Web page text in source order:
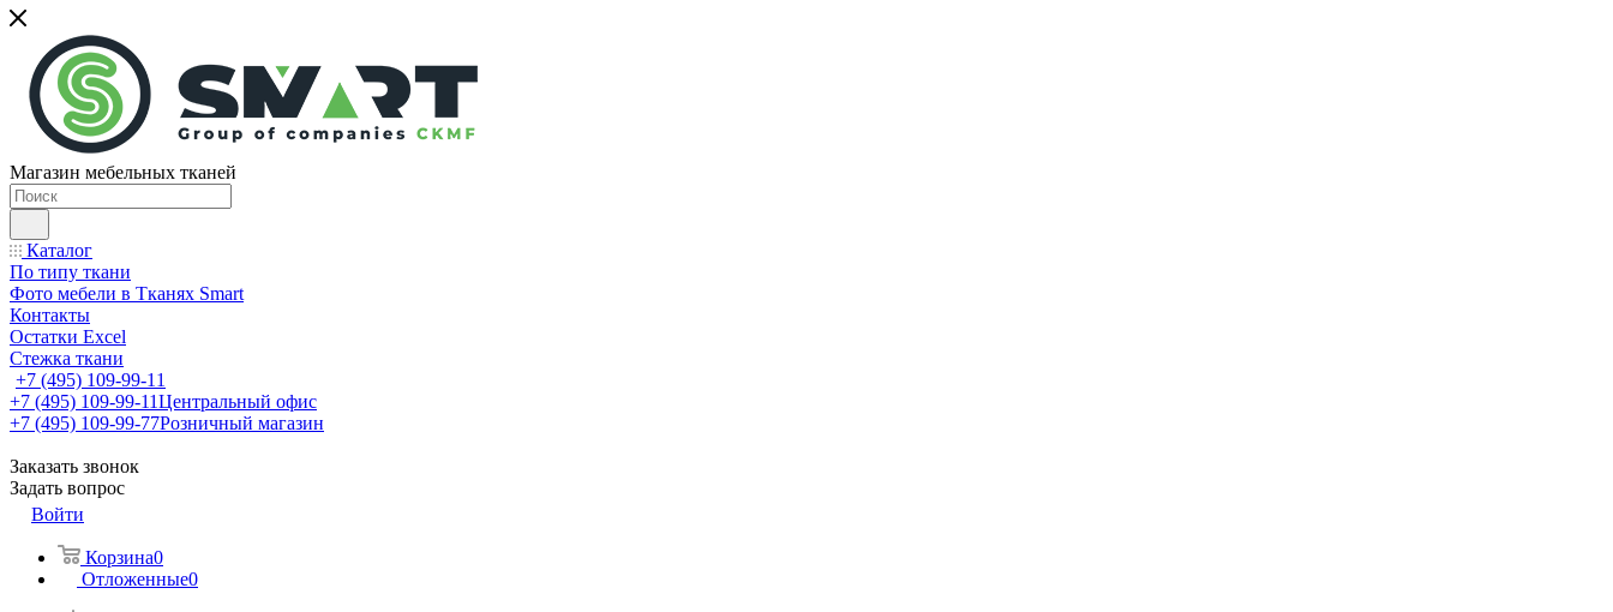
Магазин мебельных тканей
Каталог
По типу ткани
Фото мебели в Тканях Smart
Контакты
Остатки Excel
Стежка ткани
+7 (495) 109-99-11
+7 (495) 109-99-11Центральный офис
+7 (495) 109-99-77Розничный магазин
Заказать звонок
Задать вопрос
Войти
Корзина0
Отложенные0